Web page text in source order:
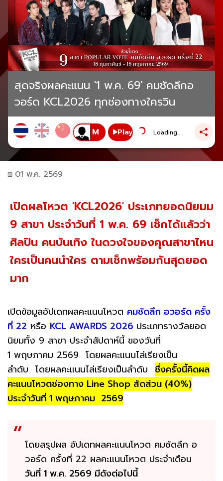
สุดจริงผลคะแนน '1 พ.ค. 69' คมชัดลึกอ
วอร์ด KCL2026 ทุกช่องทางใครวิน
Play Loading...
01 พ.ค. 2569
เปิดผลโหวต 'KCL2026' ประเภทยอดนิยมม
9 สาขา ประจำวันที่ 1 พ.ค. 69 เช็กได้แล้วว่า
ศิลปิน คนบันเทิง ในดวงใจของคุณสาขาไหน
ใครเป็นคนนำใคร ตามเช็กพร้อมกันสุดยอด
มาก
เปิดข้อมูลอัปเดทผลคะแนนโหวต คมชัดลึก อวอร์ด ครั้ง
ที่ 22 หรือ KCL AWARDS 2026 ประเภทรางวัลยอด
นิยมทั้ง 9 สาขา ประจำสัปดาห์นี้ ของวันที่
1 พฤษภาคม 2569 โดยผลคะแนนไล่เรียงเป็น
ลำดับ โดยผลคะแนนไล่เรียงเป็นลำดับ ซึ่งครั้งนี้คิดผล
คะแนนโหวตช่องทาง Line Shop สัดส่วน (40%)
ประจำวันที่ 1 พฤษภาคม 2569
โดยสรุปผล อัปเดทผลคะแนนโหวต คมชัดลึก อ
วอร์ด ครั้งที่ 22 ผลคะแนนโหวต ประจำเดือน
วันที่ 1 พ.ค. 2569 มีดังต่อไปนี้